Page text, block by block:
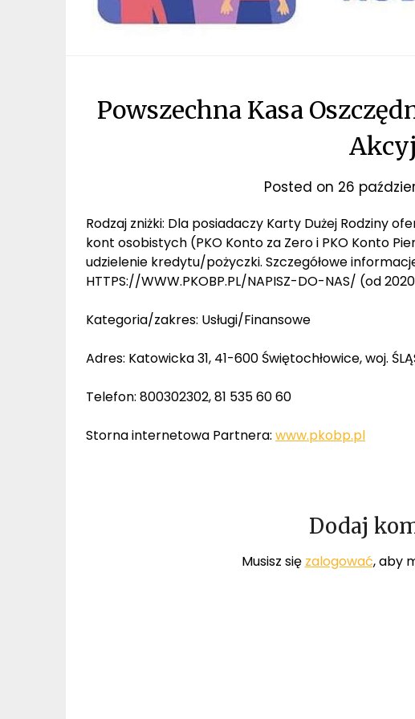
Powszechna Kasa
Posted on 26
Rodzaj zniżki: Dla posiadaczy Karty Dużej Rodziny
kont osobistych (PKO Konto za Zero i PKO Konto
udzielenie kredytu/pożyczki. Szczegółowe
HTTPS://WWW.PKOBP.PL/NAPISZ-DO-NAS/ (od
Kategoria/zakres: Usługi/Finansowe
Adres: Katowicka 31, 41-600 Świętochłowice, woj.
Telefon: 800302302, 81 535 60 60
Storna internetowa Partnera: www.pkobp.pl
Dodaj
Musisz się zalogować, aby